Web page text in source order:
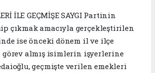
İLE GEÇMİŞE SAYGI Partinin
çıkmak amacıyla gerçekleştirilen
ise önceki dönem il ve ilçe
almış isimlerin işyerlerine
geçmişte verilen emekleri